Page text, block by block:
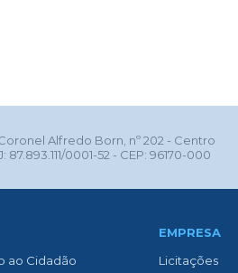
Alfredo Born, nº 202 - Centro
87.893.111/0001-52 - CEP: 96170-000
ao Cidadão
EMPRESA
Licitações